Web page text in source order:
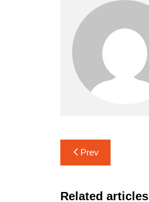
Navigasi
pos
Prev
Related articles